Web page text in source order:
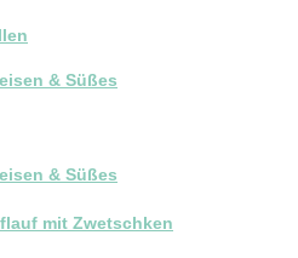
& Süßes
& Süßes
mit Zwetschken